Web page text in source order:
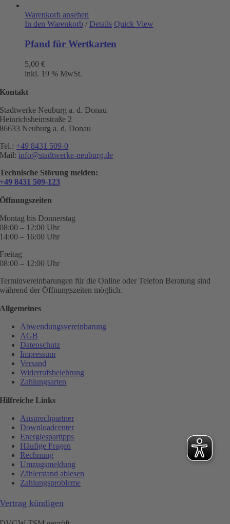
Warenkorb ansehen
In den Warenkorb / Details Quick View
Pfand für Wertkarten
5,00 €
inkl. 19 % MwSt.
Kontakt
Stadtwerke Neuburg a. d. Donau
Heinrichsheimstraße 2
86633 Neuburg a. d. Donau
Tel.: +49 8431 509-0
Mail: info@stadtwerke-neuburg.de
Technische Störung melden:
+49 8431 509-123
Öffnungszeiten
Montag bis Donnerstag
08:00 – 12:00 Uhr
14:00 – 16:00 Uhr
Freitag
08:00 – 12:00 Uhr
Terminvereinbarungen für die Online oder Telefon Beratung sind
während der Öffnungszeiten möglich.
Allgemeines
Abwendungsvereinbarung
AGB
Datenschutz
Impressum
Versand
Widerrufsbelehrung
Zahlungsarten
Hilfreiche Links
Ansprechpartner
Downloadcenter
Energiespartipps
Häufige Fragen
Rechnung
Umzugsmeldung
Zählerstand ablesen
Zahlungsprobleme
Vertrag kündigen